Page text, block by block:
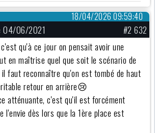
18/04/2026 09:59:40
04/06/2021
#2 632
qu'à ce jour on pensait avoir une
en maîtrise quel que soit le scénario de
faut reconnaître qu'on est tombé de haut
retour en arrière😢
atténuante, c'est qu'il est forcément
l'envie dès lors que la 1ère place est